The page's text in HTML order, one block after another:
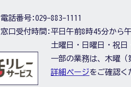
電話番号:029-883-1111
窓口受付時間:平日午前8時45分から
土曜日・日曜日・祝日
一部の業務は、木曜（
詳細ページをご確認く